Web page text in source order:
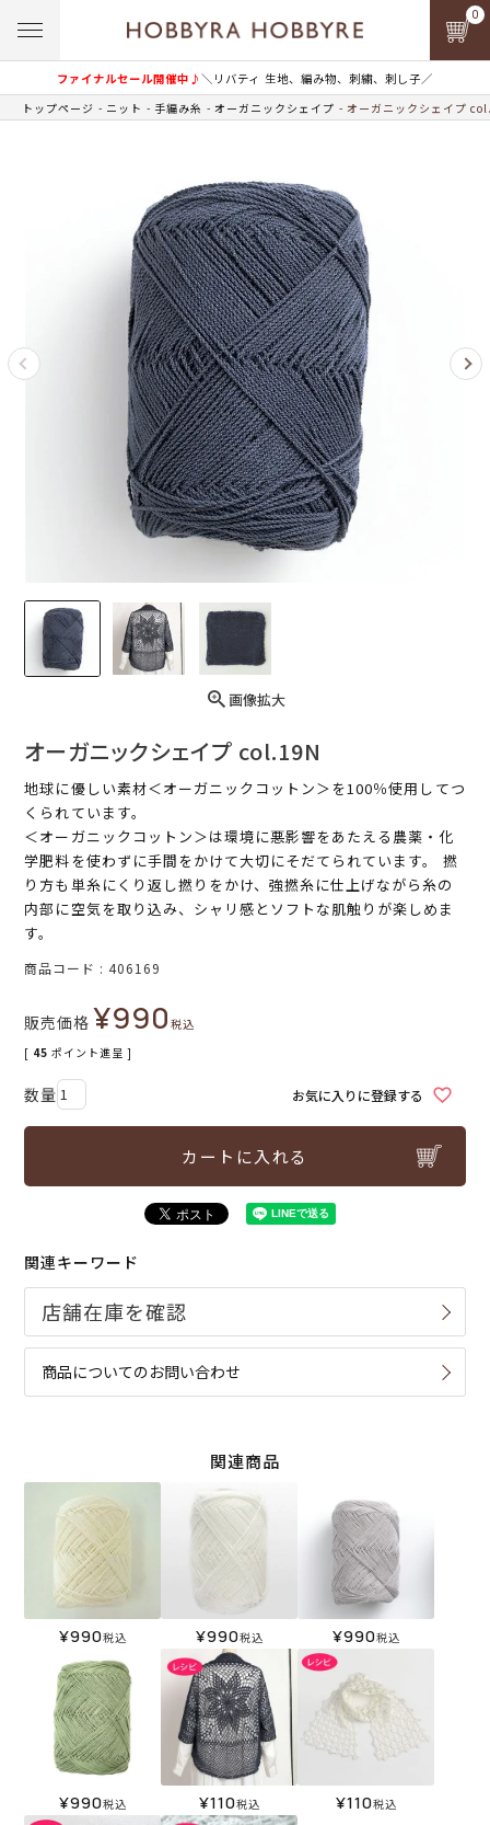
ファイナルセール開催中♪＼リバティ 生地、編み物、刺繍、刺し子／
0
トップページ ニット 手編み糸 オーガニックシェイプ オーガニックシェイプ
画像拡大
オーガニックシェイプ col.19N
地球に優しい素材＜オーガニックコットン＞を100％使用してつ
くられています。
＜オーガニックコットン＞は環境に悪影響をあたえる農薬・化
学肥料を使わずに手間をかけて大切にそだてられています。 撚
り方も単糸にくり返し撚りをかけ、強撚糸に仕上げながら糸の
内部に空気を取り込み、シャリ感とソフトな肌触りが楽しめま
す。
商品コード 406169
販売価格 ¥990税込
[ 45 ポイント進呈 ]
お気に入りに登録する
カートに入れる
関連キーワード
商品についてのお問い合わせ
関連商品
¥990税込 ¥990税込 ¥990税込
¥990税込 ¥110税込 ¥110税込